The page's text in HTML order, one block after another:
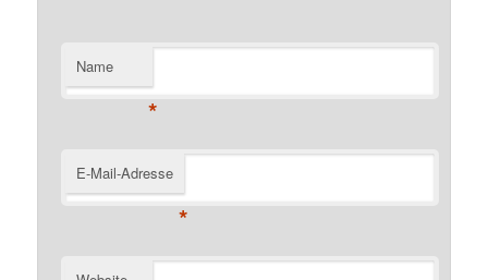
Name
*
E-Mail-Adresse
*